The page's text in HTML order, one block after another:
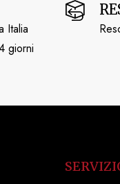
Italia
giorni